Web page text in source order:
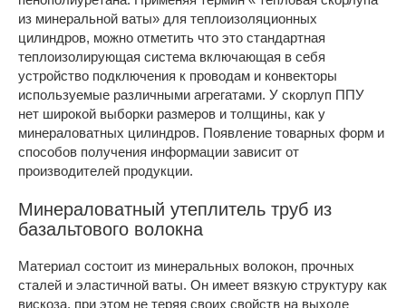
из минеральной ваты» для теплоизоляционных
цилиндров, можно отметить что это стандартная
теплоизолирующая система включающая в себя
устройство подключения к проводам и конвекторы
используемые различными агрегатами. У скорлуп ППУ
нет широкой выборки размеров и толщины, как у
минераловатных цилиндров. Появление товарных форм и
способов получения информации зависит от
производителей продукции.
Минераловатный утеплитель труб из
базальтового волокна
Материал состоит из минеральных волокон, прочных
сталей и эластичной ваты. Он имеет вязкую структуру как
вискоза, при этом не теряя своих свойств на выходе